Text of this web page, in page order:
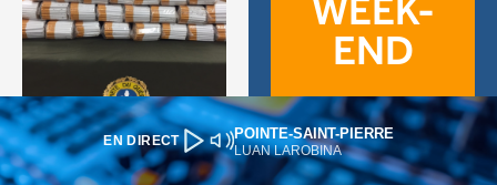
EN DIRECT POINTE-SAINT-PIERRE
LUAN LAROBINA